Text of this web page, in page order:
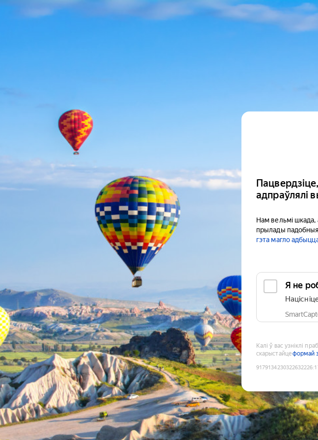
адпраўлялі
Нам вельмі
прылады
гэта магло
Я не
Калі ў вас узніклі
скарыстайцеформай
9179134230322632226: